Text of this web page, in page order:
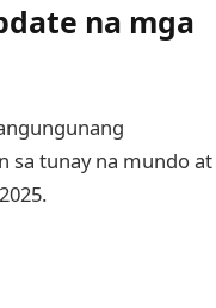
na mga
sa tunay na mundo at